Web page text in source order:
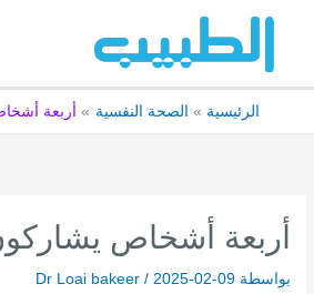
الرئيسية الصحة النفسية أربعة
أربعة أشخاص
بواسطة Dr Loai bakeer / 2025-02-09